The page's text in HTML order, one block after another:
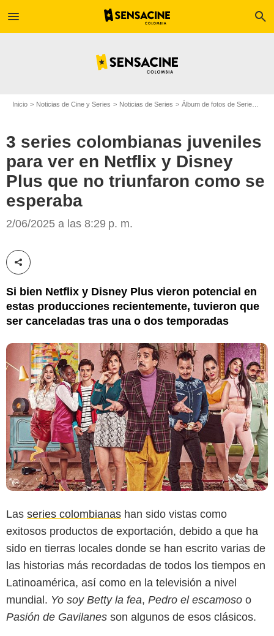
menu search
Inicio Noticias de Cine y Series Noticias de Series Álbum de fotos de Serie
3 series colombianas juveniles
para ver en Netflix y Disney
Plus que no triunfaron como se
esperaba
2/06/2025 a las 8:29 p. m.
Compartir esta noticia
Si bien Netflix y Disney Plus vieron potencial en
estas producciones recientemente, tuvieron que
ser canceladas tras una o dos temporadas
Las series colombianas han sido vistas como
exitosos productos de exportación, debido a que ha
sido en tierras locales donde se han escrito varias de
las historias más recordadas de todos los tiempos en
Latinoamérica, así como en la televisión a nivel
mundial. Yo soy Betty la fea, Pedro el escamoso o
Pasión de Gavilanes son algunos de esos clásicos.